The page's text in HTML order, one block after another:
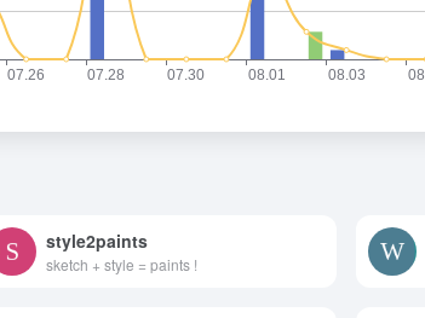
style2paints
sketch + style = paints !